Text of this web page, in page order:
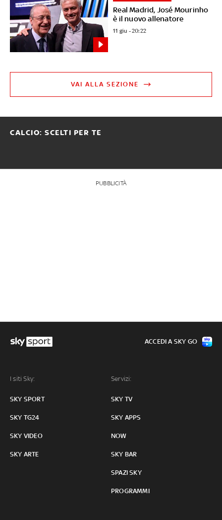
Real Madrid, José Mourinho
è il nuovo allenatore
11 giu - 20:22
VAI ALLA SEZIONE
CALCIO: SCELTI PER TE
PUBBLICITÀ
I siti Sky:
SKY SPORT
SKY TG24
SKY VIDEO
SKY ARTE
Servizi:
SKY TV
SKY APPS
NOW
SKY BAR
SPAZI SKY
PROGRAMMI
ACCEDI A SKY GO